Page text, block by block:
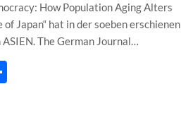
How Population Aging Alters
of Japan“ hat in der soeben erschienen
The German Journal…
Teilen